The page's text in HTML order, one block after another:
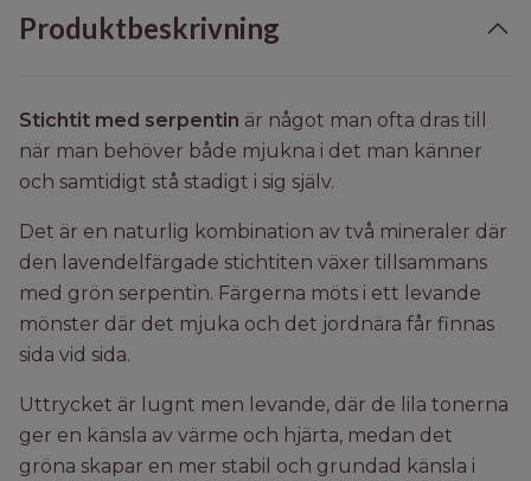
Produktbeskrivning
Stichtit med serpentin är något man ofta dras till
när man behöver både mjukna i det man känner
och samtidigt stå stadigt i sig själv.
Det är en naturlig kombination av två mineraler där
den lavendelfärgade stichtiten växer tillsammans
med grön serpentin. Färgerna möts i ett levande
mönster där det mjuka och det jordnära får finnas
sida vid sida.
Uttrycket är lugnt men levande, där de lila tonerna
ger en känsla av värme och hjärta, medan det
gröna skapar en mer stabil och grundad känsla i